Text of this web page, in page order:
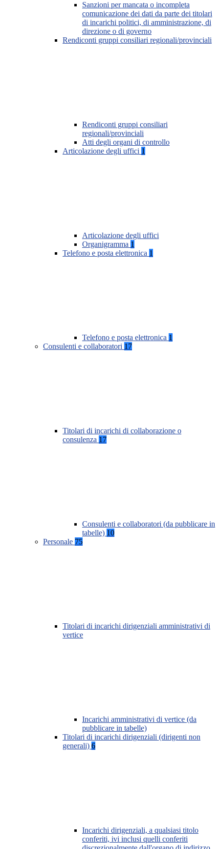
Sanzioni per mancata o incompleta
comunicazione dei dati da parte dei titolari
di incarichi politici, di amministrazione, di
direzione o di governo
Rendiconti gruppi consiliari regionali/provinciali
Rendiconti gruppi consiliari
regionali/provinciali
Atti degli organi di controllo
Articolazione degli uffici 1
Articolazione degli uffici
Organigramma 1
Telefono e posta elettronica 1
Telefono e posta elettronica 1
Consulenti e collaboratori 17
Titolari di incarichi di collaborazione o
consulenza 17
Consulenti e collaboratori (da pubblicare in
tabelle) 10
Personale 75
Titolari di incarichi dirigenziali amministrativi di
vertice
Incarichi amministrativi di vertice (da
pubblicare in tabelle)
Titolari di incarichi dirigenziali (dirigenti non
generali) 6
Incarichi dirigenziali, a qualsiasi titolo
conferiti, ivi inclusi quelli conferiti